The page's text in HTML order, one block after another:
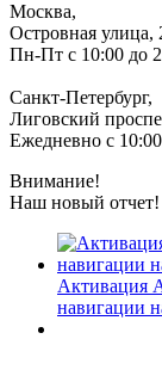
Москва,
Островная улица,
Пн-Пт с 10:00 до
Санкт-Петербург,
Лиговский
Ежедневно с
Внимание!
Наш новый отчет!
Активация
навигации